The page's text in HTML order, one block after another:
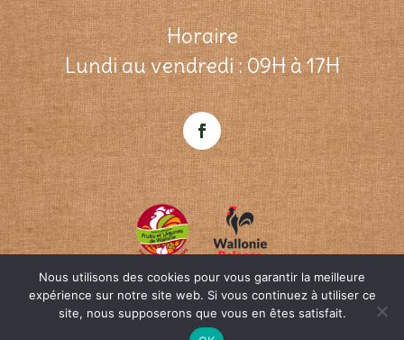
Horaire
Lundi au vendredi : 09H à 17H
© ifel-w.be Une créationOpenWeb&Agence
Nous utilisons des cookies pour vous garantir la meilleure
expérience sur notre site web. Si vous continuez à utiliser ce
site, nous supposerons que vous en êtes satisfait.